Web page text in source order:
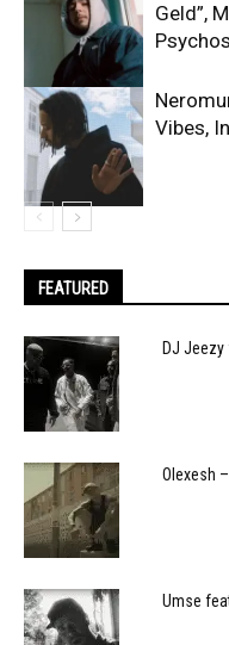
Geld”,
Vibes,
FEATURED
DJ Jeezy
Olexesh
Umse